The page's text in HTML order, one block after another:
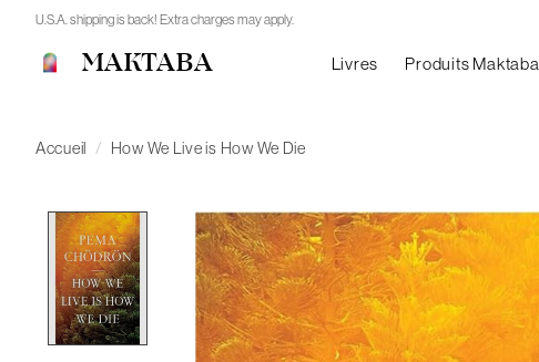
U.S.A. shipping is back! Extra charges may apply.
MAKTABA Livres Produits Maktaba
Accueil / How We Live is How We Die
Product image slideshow Items